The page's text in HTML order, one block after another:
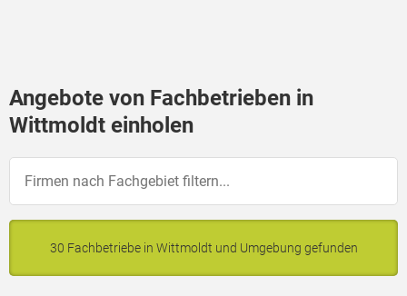
Angebote von Fachbetrieben in
Wittmoldt einholen
30 Fachbetriebe in Wittmoldt und Umgebung gefunden